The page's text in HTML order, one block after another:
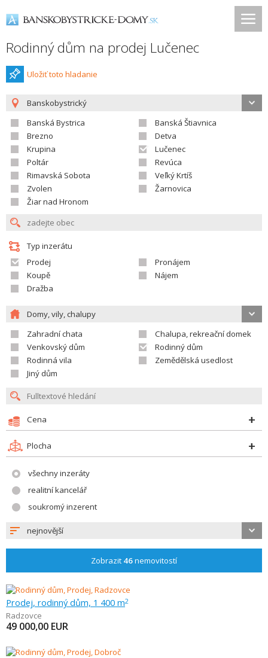
Rodinný dům na prodej Lučenec
Uložiť toto hladanie
Banskobystrický
Banská Bystrica
Banská Štiavnica
Brezno
Detva
Krupina
Lučenec
Poltár
Revúca
Rimavská Sobota
Veľký Krtíš
Zvolen
Žarnovica
Žiar nad Hronom
Typ inzerátu
Prodej
Pronájem
Koupě
Nájem
Dražba
Domy, vily, chalupy
Zahradní chata
Chalupa, rekreační domek
Venkovský dům
Rodinný dům
Rodinná vila
Zemědělská usedlost
Jiný dům
Cena
Plocha
všechny inzeráty
realitní kancelář
soukromý inzerent
nejnovější
Zobrazit 46nemovitostí
Prodej, rodinný dům, 1 400 m2
Radzovce
49 000,00 EUR